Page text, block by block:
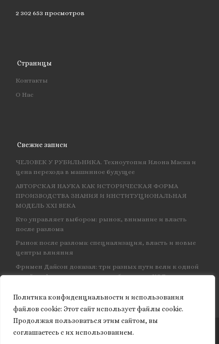
Политика конфиденциальности и использования
файлов сookie: Этот сайт использует файлы cookie.
Продолжая пользоваться этим сайтом, вы
соглашаетесь с их использованием.
2 302 653 просмотров
Страницы
Контакты
О Нас
Свежие записи
ЧЕЛОВЕК У РУБИЛЬНИКА. Техноутопия Илона Маска и
цена перехода в машинное будущее
АВТОРСКАЯ НАУКА КАК ИСТОРИЧЕСКАЯ ФОРМА
ПРОИЗВОДСТВА ЗНАНИЯ И ИНСТИТУЦИОНАЛЬНАЯ
МОДЕЛЬ XXI ВЕКА
Кто управляет выбором: рынок, внимание и власть
после разлома
Рынок после разлома: специализация, власть и новые
центры влияния
Фримен Дайсон доказал: три разных пути вели к одной
и той же физике — и навсегда объединил КЭД
© 2026Granite of science– Все права защищены